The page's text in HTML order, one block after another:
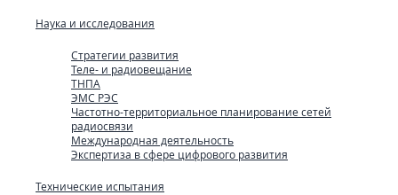
Наука и исследования
Стратегии развития
Теле- и радиовещание
ТНПА
ЭМС РЭС
Частотно-территориальное планирование сетей
радиосвязи
Международная деятельность
Экспертиза в сфере цифрового развития
Технические испытания